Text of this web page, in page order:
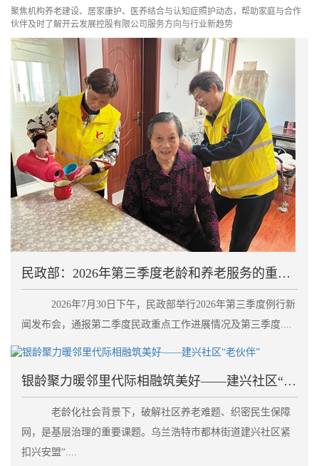
聚焦机构养老建设、居家康护、医养结合与认知症照护动态，帮助家庭与合作
伙伴及时了解开云发展控股有限公司服务方向与行业新趋势
民政部：2026年第三季度老龄和养老服务的重点工作
2026年7月30日下午，民政部举行2026年第三季度例行新
闻发布会，通报第二季度民政重点工作进展情况及第三季度....
银龄聚力暖邻里代际相融筑美好——建兴社区“老伙伴”
老龄化社会背景下，破解社区养老难题、织密民生保障
网，是基层治理的重要课题。乌兰浩特市都林街道建兴社区紧
扣兴安盟“....